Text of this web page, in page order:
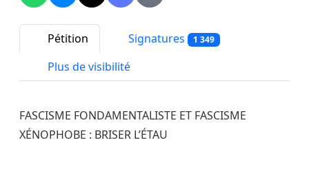
Pétition Signatures 1 349
Plus de visibilité
FASCISME FONDAMENTALISTE ET FASCISME
XÉNOPHOBE : BRISER L’ÉTAU